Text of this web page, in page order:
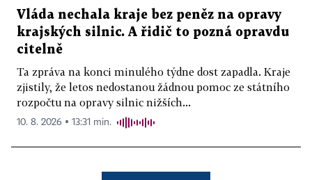
Vláda nechala kraje bez peněz na opravy
krajských silnic. A řidič to pozná opravdu
citelně
Ta zpráva na konci minulého týdne dost zapadla. Kraje
zjistily, že letos nedostanou žádnou pomoc ze státního
rozpočtu na opravy silnic nižších...
10. 8. 2026 ▪ 13:31 min.